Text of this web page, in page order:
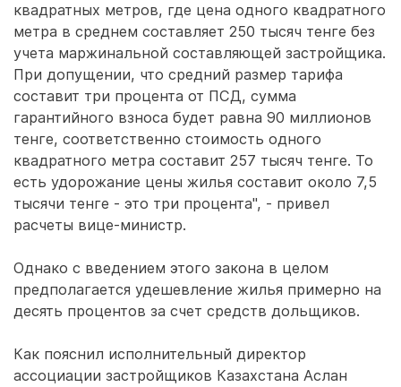
квадратных метров, где цена одного квадратного
метра в среднем составляет 250 тысяч тенге без
учета маржинальной составляющей застройщика.
При допущении, что средний размер тарифа
составит три процента от ПСД, сумма
гарантийного взноса будет равна 90 миллионов
тенге, соответственно стоимость одного
квадратного метра составит 257 тысяч тенге. То
есть удорожание цены жилья составит около 7,5
тысячи тенге - это три процента", - привел
расчеты вице-министр.
Однако с введением этого закона в целом
предполагается удешевление жилья примерно на
десять процентов за счет средств дольщиков.
Как пояснил исполнительный директор
ассоциации застройщиков Казахстана Аслан